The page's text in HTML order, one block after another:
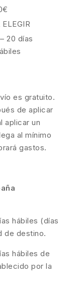
ELEGIR
20 días
es gratuito.
de aplicar
aplicar un
al mínimo
gastos.
hábiles (días
de destino.
hábiles de
por la